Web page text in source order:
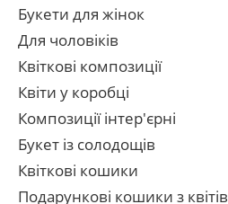
Букети для жінок
Для чоловіків
Квіткові композиції
Квіти у коробці
Композиції інтер'єрні
Букет із солодощів
Квіткові кошики
Подарункові кошики з квітів